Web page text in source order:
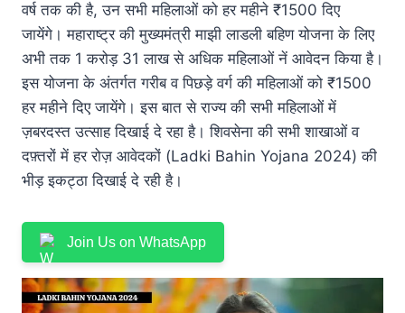
वर्ष तक की है, उन सभी महिलाओं को हर महीने ₹1500 दिए
जायेंगे। महाराष्ट्र की मुख्यमंत्री माझी लाडली बहिण योजना के लिए
अभी तक 1 करोड़ 31 लाख से अधिक महिलाओं नें आवेदन किया है।
इस योजना के अंतर्गत गरीब व पिछड़े वर्ग की महिलाओं को ₹1500
हर महीने दिए जायेंगे। इस बात से राज्य की सभी महिलाओं में
ज़बरदस्त उत्साह दिखाई दे रहा है। शिवसेना की सभी शाखाओं व
दफ़्तरों में हर रोज़ आवेदकों (Ladki Bahin Yojana 2024) की
भीड़ इकट्ठा दिखाई दे रही है।
Join Us on WhatsApp